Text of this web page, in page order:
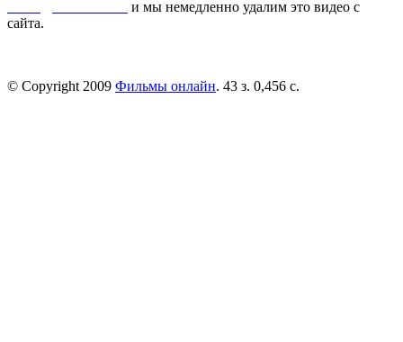
и мы немедленно удалим это видео с
сайта.
© Copyright 2009 Фильмы онлайн. 43 з. 0,456 с.